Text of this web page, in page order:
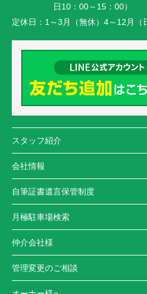
日10：00～15：00）
定休日： 1～3月（無休）4～12月（
スタッフ紹介
会社情報
自筆証書遺言保管制度
月極駐車場検索
仲介会社様
管理変更のご相談